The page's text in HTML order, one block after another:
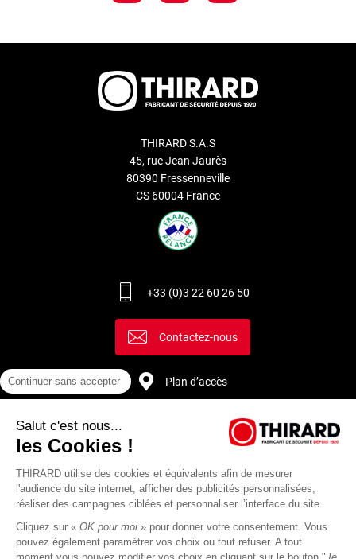
THIRARD S.A.S
45, rue Jean Jaurès
80390 Fressenneville
CS 60004 France
+33 (0)3 22 60 26 50
Contactez-nous
Plan d’accès
Continuer sans accepter
Salut c'est nous...
les Cookies !
THIRARD utilise des cookies et équivalents afin de mesurer
l'audience du site internet, afficher des publicités personnalisées,
réaliser des campagnes ciblées et personnaliser l’interface du site.
Cliquez sur « OK pour moi » pour donner votre consentement. Vous
pouvez également paramétrer vos choix ou tout refuser. A tout